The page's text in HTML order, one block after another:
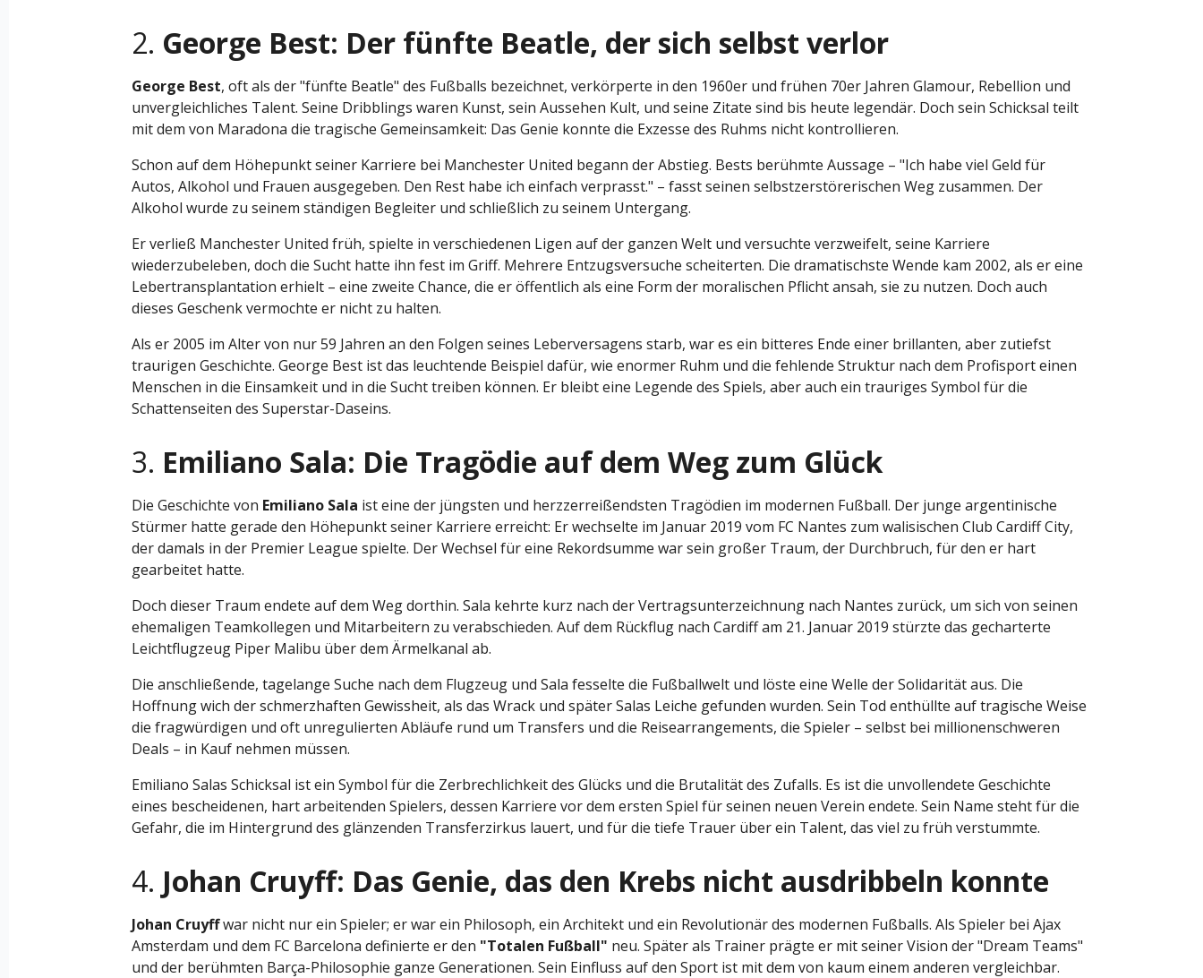
2. George Best: Der fünfte Beatle, der sich selbst verlor
George Best, oft als der "fünfte Beatle" des Fußballs bezeichnet, verkörperte in den 1960er und frühen 70er Jahren Glamour, Rebellion und
unvergleichliches Talent. Seine Dribblings waren Kunst, sein Aussehen Kult, und seine Zitate sind bis heute legendär. Doch sein Schicksal teilt
mit dem von Maradona die tragische Gemeinsamkeit: Das Genie konnte die Exzesse des Ruhms nicht kontrollieren.
Schon auf dem Höhepunkt seiner Karriere bei Manchester United begann der Abstieg. Bests berühmte Aussage – "Ich habe viel Geld für
Autos, Alkohol und Frauen ausgegeben. Den Rest habe ich einfach verprasst." – fasst seinen selbstzerstörerischen Weg zusammen. Der
Alkohol wurde zu seinem ständigen Begleiter und schließlich zu seinem Untergang.
Er verließ Manchester United früh, spielte in verschiedenen Ligen auf der ganzen Welt und versuchte verzweifelt, seine Karriere
wiederzubeleben, doch die Sucht hatte ihn fest im Griff. Mehrere Entzugsversuche scheiterten. Die dramatischste Wende kam 2002, als er eine
Lebertransplantation erhielt – eine zweite Chance, die er öffentlich als eine Form der moralischen Pflicht ansah, sie zu nutzen. Doch auch
dieses Geschenk vermochte er nicht zu halten.
Als er 2005 im Alter von nur 59 Jahren an den Folgen seines Leberversagens starb, war es ein bitteres Ende einer brillanten, aber zutiefst
traurigen Geschichte. George Best ist das leuchtende Beispiel dafür, wie enormer Ruhm und die fehlende Struktur nach dem Profisport einen
Menschen in die Einsamkeit und in die Sucht treiben können. Er bleibt eine Legende des Spiels, aber auch ein trauriges Symbol für die
Schattenseiten des Superstar-Daseins.
3. Emiliano Sala: Die Tragödie auf dem Weg zum Glück
Die Geschichte von Emiliano Sala ist eine der jüngsten und herzzerreißendsten Tragödien im modernen Fußball. Der junge argentinische
Stürmer hatte gerade den Höhepunkt seiner Karriere erreicht: Er wechselte im Januar 2019 vom FC Nantes zum walisischen Club Cardiff City,
der damals in der Premier League spielte. Der Wechsel für eine Rekordsumme war sein großer Traum, der Durchbruch, für den er hart
gearbeitet hatte.
Doch dieser Traum endete auf dem Weg dorthin. Sala kehrte kurz nach der Vertragsunterzeichnung nach Nantes zurück, um sich von seinen
ehemaligen Teamkollegen und Mitarbeitern zu verabschieden. Auf dem Rückflug nach Cardiff am 21. Januar 2019 stürzte das gecharterte
Leichtflugzeug Piper Malibu über dem Ärmelkanal ab.
Die anschließende, tagelange Suche nach dem Flugzeug und Sala fesselte die Fußballwelt und löste eine Welle der Solidarität aus. Die
Hoffnung wich der schmerzhaften Gewissheit, als das Wrack und später Salas Leiche gefunden wurden. Sein Tod enthüllte auf tragische Weise
die fragwürdigen und oft unregulierten Abläufe rund um Transfers und die Reisearrangements, die Spieler – selbst bei millionenschweren
Deals – in Kauf nehmen müssen.
Emiliano Salas Schicksal ist ein Symbol für die Zerbrechlichkeit des Glücks und die Brutalität des Zufalls. Es ist die unvollendete Geschichte
eines bescheidenen, hart arbeitenden Spielers, dessen Karriere vor dem ersten Spiel für seinen neuen Verein endete. Sein Name steht für die
Gefahr, die im Hintergrund des glänzenden Transferzirkus lauert, und für die tiefe Trauer über ein Talent, das viel zu früh verstummte.
4. Johan Cruyff: Das Genie, das den Krebs nicht ausdribbeln konnte
Johan Cruyffwar nicht nur ein Spieler; er war ein Philosoph, ein Architekt und ein Revolutionär des modernen Fußballs. Als Spieler bei Ajax
Amsterdam und dem FC Barcelona definierte er den "Totalen Fußball" neu. Später als Trainer prägte er mit seiner Vision der "Dream Teams"
und der berühmten Barça-Philosophie ganze Generationen. Sein Einfluss auf den Sport ist mit dem von kaum einem anderen vergleichbar.